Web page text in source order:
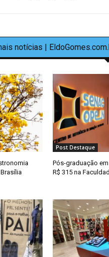
notícias |
Post Destaque
Pós-graduação
R$ 315 na